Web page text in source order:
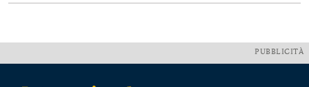
PUBBLICITÀ